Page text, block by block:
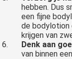
hebben. Dus
een fijne
de bodylotion
krijgen van
Denk aan
van binnen